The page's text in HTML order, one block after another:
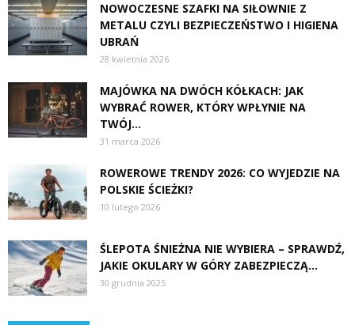
NOWOCZESNE SZAFKI NA SIŁOWNIE Z
METALU CZYLI BEZPIECZEŃSTWO I HIGIENA
UBRAŃ
28 kwietnia 2026
MAJÓWKA NA DWÓCH KÓŁKACH: JAK
WYBRAĆ ROWER, KTÓRY WPŁYNIE NA
TWÓJ...
31 marca 2026
ROWEROWE TRENDY 2026: CO WYJEDZIE NA
POLSKIE ŚCIEŻKI?
10 lutego 2026
ŚLEPOTA ŚNIEŻNA NIE WYBIERA – SPRAWDŹ,
JAKIE OKULARY W GÓRY ZABEZPIECZĄ...
30 grudnia 2025